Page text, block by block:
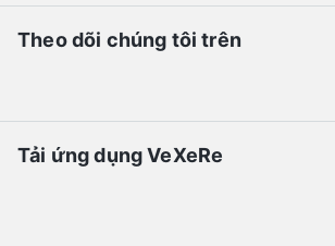
Theo dõi chúng tôi trên
Tải ứng dụng VeXeRe